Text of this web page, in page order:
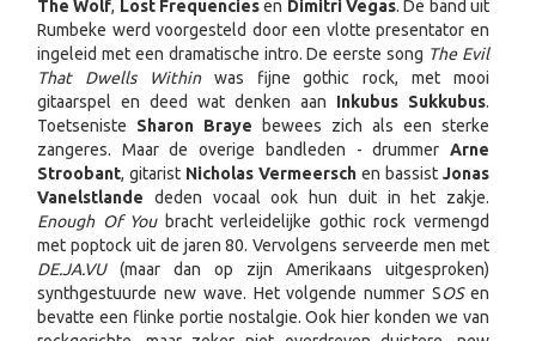
The Wolf, Lost Frequenciesen Dimitri Vegas. De band uit
Rumbeke werd voorgesteld door een vlotte presentator en
ingeleid met een dramatische intro. De eerste song The Evil
That Dwells Within was fijne gothic rock, met mooi
gitaarspel en deed wat denken aan Inkubus Sukkubus.
Toetseniste Sharon Braye bewees zich als een sterke
zangeres. Maar de overige bandleden - drummer Arne
Stroobant, gitarist Nicholas Vermeersch en bassist Jonas
Vanelstlande deden vocaal ook hun duit in het zakje.
Enough Of Youbracht verleidelijke gothic rock vermengd
met poptock uit de jaren 80. Vervolgens serveerde men met
DE.JA.VU(maar dan op zijn Amerikaans uitgesproken)
synthgestuurde new wave. Het volgende nummer SOSen
bevatte een flinke portie nostalgie. Ook hier konden we van